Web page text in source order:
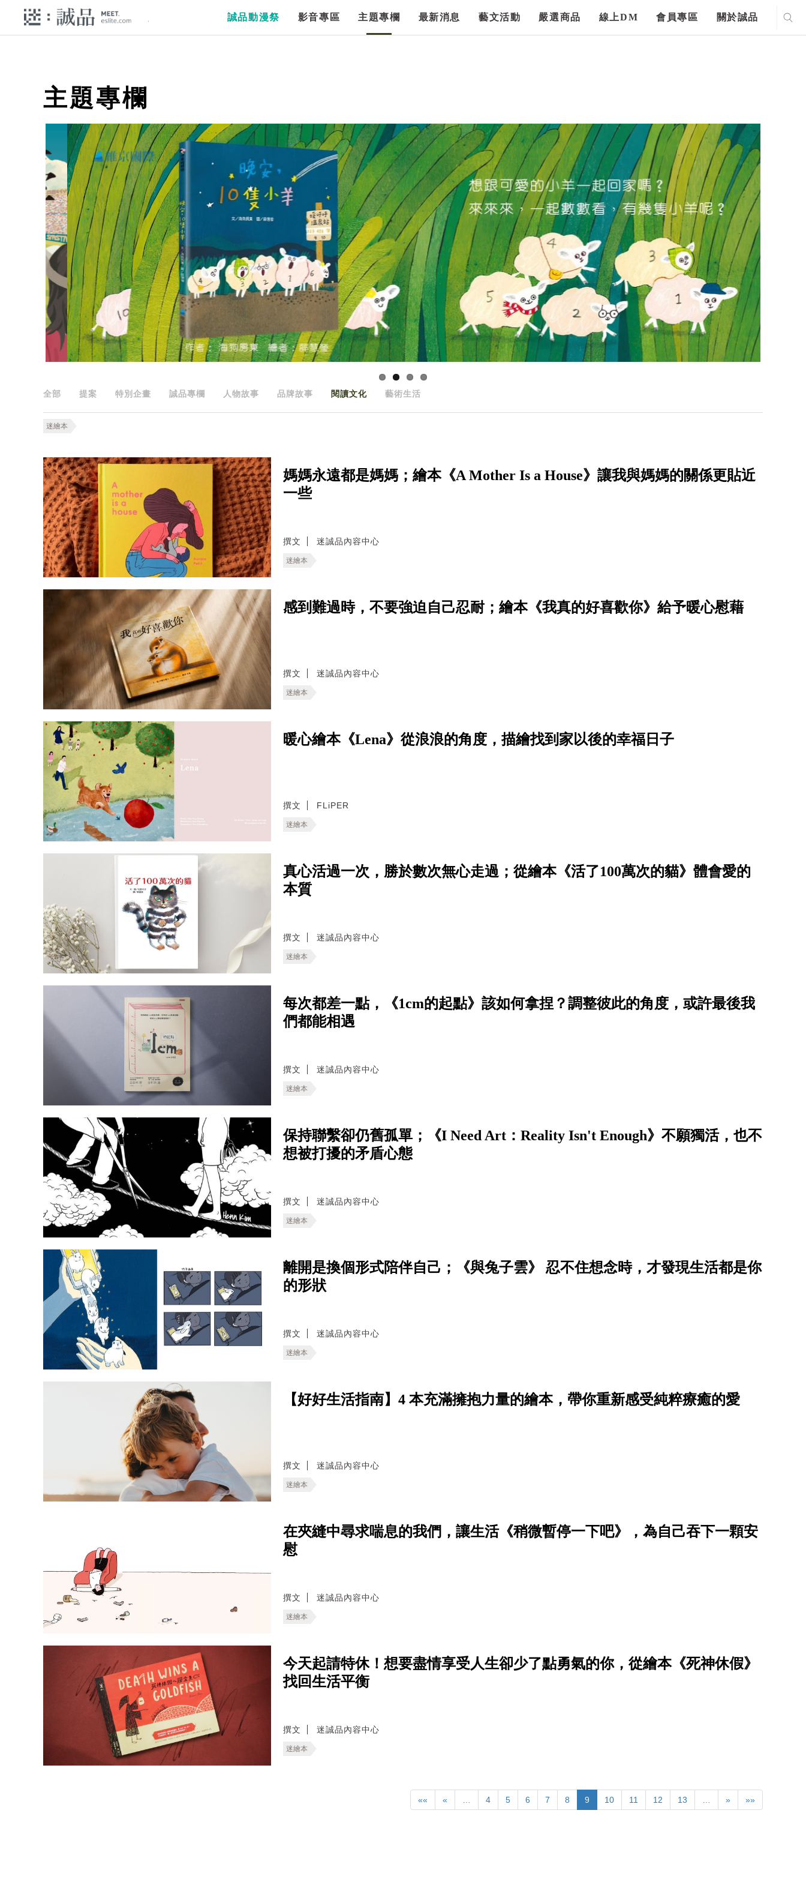
誠品動漫祭 影音專區 主題專欄 最新消息 藝文活動 嚴選商品 線上DM 會員專區 關於誠品
主題專欄
全部 提案 特別企畫 誠品專欄 人物故事 品牌故事 閱讀文化 藝術生活
迷繪本
媽媽永遠都是媽媽；繪本《A Mother Is a House》讓我與媽媽的關係更貼近
一些
撰文 迷誠品內容中心
迷繪本
感到難過時，不要強迫自己忍耐；繪本《我真的好喜歡你》給予暖心慰藉
撰文 迷誠品內容中心
迷繪本
暖心繪本《Lena》從浪浪的角度，描繪找到家以後的幸福日子
撰文 FLiPER
迷繪本
真心活過一次，勝於數次無心走過；從繪本《活了100萬次的貓》體會愛的
本質
撰文 迷誠品內容中心
迷繪本
每次都差一點，《1cm的起點》該如何拿捏？調整彼此的角度，或許最後我
們都能相遇
撰文 迷誠品內容中心
迷繪本
保持聯繫卻仍舊孤單；《I Need Art：Reality Isn't Enough》不願獨活，也不
想被打擾的矛盾心態
撰文 迷誠品內容中心
迷繪本
離開是換個形式陪伴自己；《與兔子雲》 忍不住想念時，才發現生活都是你
的形狀
撰文 迷誠品內容中心
迷繪本
【好好生活指南】4 本充滿擁抱力量的繪本，帶你重新感受純粹療癒的愛
撰文 迷誠品內容中心
迷繪本
在夾縫中尋求喘息的我們，讓生活《稍微暫停一下吧》，為自己吞下一顆安
慰
撰文 迷誠品內容中心
迷繪本
今天起請特休！想要盡情享受人生卻少了點勇氣的你，從繪本《死神休假》
找回生活平衡
撰文 迷誠品內容中心
迷繪本
«« « … 4 5 6 7 8 9 10 11 12 13 … » »»